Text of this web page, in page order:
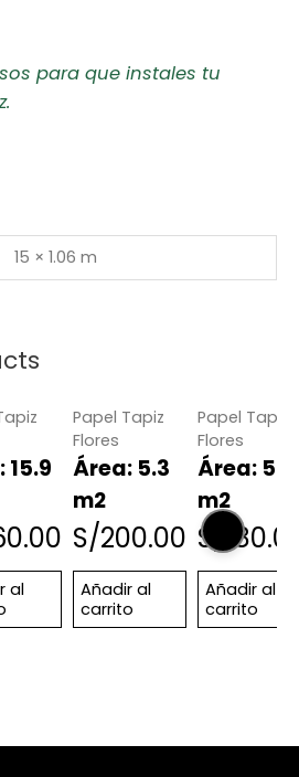
para que instales tu
15 × 1.06 m
15.9
al
Papel Tapiz
Flores
Área: 5.3
m2
S/200.00
Añadir al
carrito
Papel Tapiz
Flores
Área: 5.3
m2
S/
Añadir al
carrito